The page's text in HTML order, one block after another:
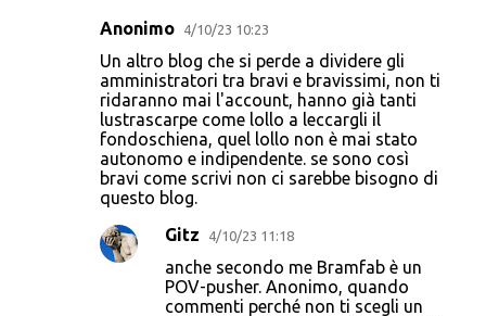
Anonimo 4/10/23 10:23
Un altro blog che si perde a dividere gli
amministratori tra bravi e bravissimi, non ti
ridaranno mai l'account, hanno già tanti
lustrascarpe come lollo a leccargli il
fondoschiena, quel lollo non è mai stato
autonomo e indipendente. se sono così
bravi come scrivi non ci sarebbe bisogno di
questo blog.
Gitz
4/10/23 11:18
anche secondo me Bramfab è un
POV-pusher. Anonimo, quando
commenti perché non ti scegli un